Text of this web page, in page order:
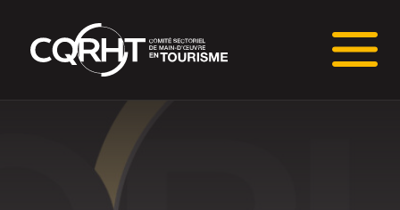
Connaissances stratégiques
Informations sur le marché du travail (IMT)